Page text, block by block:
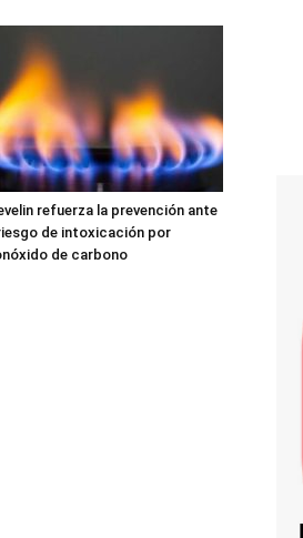
refuerza la prevención ante
de intoxicación por
de carbono